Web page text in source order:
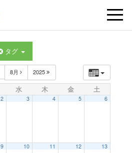
t
タグ
8月 2025
水 木 金 土
2 3 4 5 6
9 10 11 12 13